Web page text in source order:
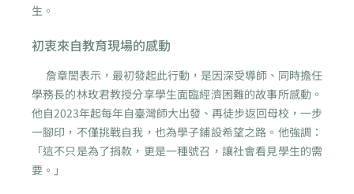
生。
初衷來自教育現場的感動
詹章誾表示，最初發起此行動，是因深受導師、同時擔任
學務長的林玫君教授分享學生面臨經濟困難的故事所感動。
他自2023年起每年自臺灣師大出發、再徒步返回母校，一步
一腳印，不僅挑戰自我，也為學子鋪設希望之路。他強調：
「這不只是為了捐款，更是一種號召，讓社會看見學生的需
要。」